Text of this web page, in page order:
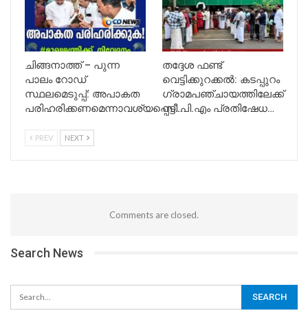
ചിങ്ങനാത്ത് – പുന്ന
പാലം റോഡ്
സ്ഥലമെടുപ്പ്: അപാകത
പരിഹരിക്കണമെന്നാവശ്യപ്പെട്ട്…
തദ്ദേശ ഫണ്ട്
വെട്ടിക്കുറക്കൽ: കടപ്പുറം
ഗ്രാമപഞ്ചായത്തിലേക്ക്
സി.പി.എം പ്രതിഷേധ…
PREV NEXT
Comments are closed.
Search News